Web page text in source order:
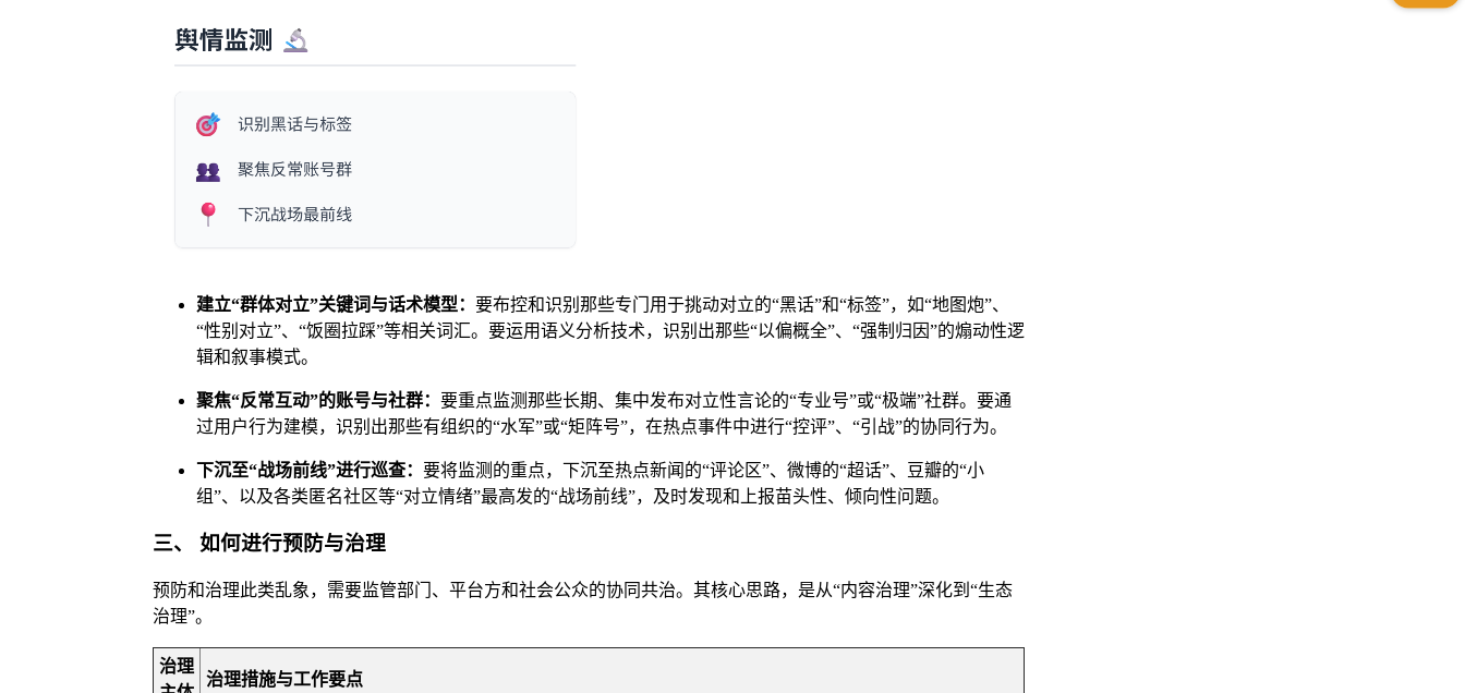
建立“群体对立”关键词与话术模型： 要布控和识别那些专门用于挑动对立的“黑话”和“标签”，如“地图炮”、
“性别对立”、“饭圈拉踩”等相关词汇。要运用语义分析技术，识别出那些“以偏概全”、“强制归因”的煽动性逻
辑和叙事模式。
聚焦“反常互动”的账号与社群： 要重点监测那些长期、集中发布对立性言论的“专业号”或“极端”社群。要通
过用户行为建模，识别出那些有组织的“水军”或“矩阵号”，在热点事件中进行“控评”、“引战”的协同行为。
下沉至“战场前线”进行巡查： 要将监测的重点，下沉至热点新闻的“评论区”、微博的“超话”、豆瓣的“小
组”、以及各类匿名社区等“对立情绪”最高发的“战场前线”，及时发现和上报苗头性、倾向性问题。
三、 如何进行预防与治理
预防和治理此类乱象，需要监管部门、平台方和社会公众的协同共治。其核心思路，是从“内容治理”深化到“生态
治理”。
治理
治理措施与工作要点